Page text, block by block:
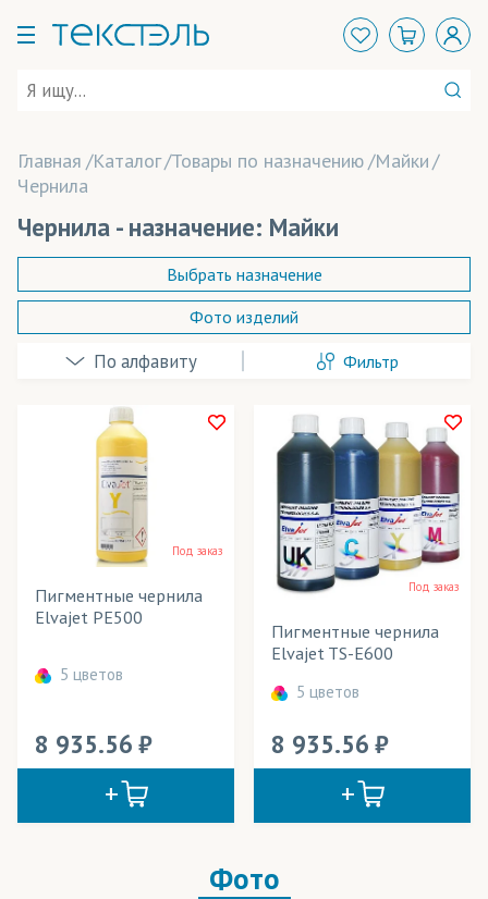
Главная Каталог Товары по назначению Майки
Чернила
Чернила - назначение: Майки
Декорации
Детская одежда
Мебель
Одежда
Футболки
Шторы
Выбрать назначение
Фото изделий
Фильтр
Применение в изделиях
Тип товара
Под заказ
Пигментные чернила
Elvajet PE500
5 цветов
8 935.56
Под заказ
Пигментные чернила
Elvajet TS-E600
5 цветов
8 935.56
Фото